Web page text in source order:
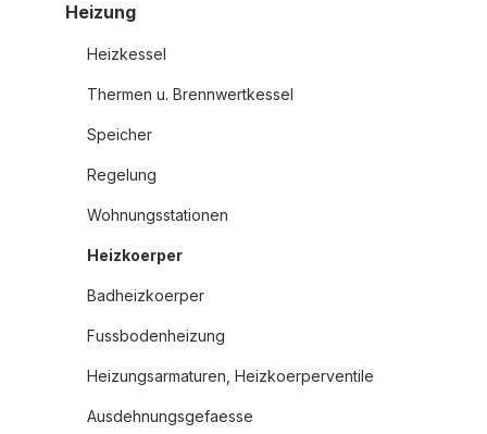
Heizung
Heizkessel
Thermen u. Brennwertkessel
Speicher
Regelung
Wohnungsstationen
Heizkoerper
Badheizkoerper
Fussbodenheizung
Heizungsarmaturen, Heizkoerperventile
Ausdehnungsgefaesse